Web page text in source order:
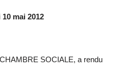
mai 2012
SOCIALE, a rendu